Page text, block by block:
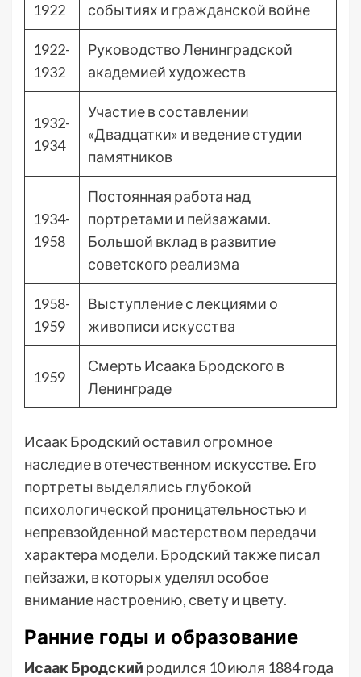
1922
событиях и гражданской войне
1922-
1932
Руководство Ленинградской
академией художеств
1932-
1934
Участие в составлении
«Двадцатки» и ведение студии
памятников
1934-
1958
Постоянная работа над
портретами и пейзажами.
Большой вклад в развитие
советского реализма
1958-
1959
Выступление с лекциями о
живописи искусства
1959
Смерть Исаака Бродского в
Ленинграде
Исаак Бродский оставил огромное
наследие в отечественном искусстве. Его
портреты выделялись глубокой
психологической проницательностью и
непревзойденной мастерством передачи
характера модели. Бродский также писал
пейзажи, в которых уделял особое
внимание настроению, свету и цвету.
Ранние годы и образование
Исаак Бродский родился 10 июля 1884 года